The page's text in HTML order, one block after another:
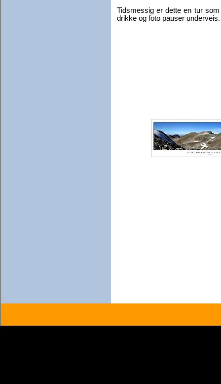
Tidsmessig er dette en tur
drikke og foto pauser underveis.